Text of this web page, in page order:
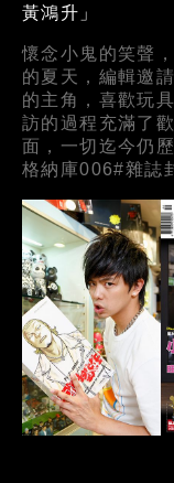
黃鴻升」
懷念小鬼的笑聲
的夏天，編輯邀
的主角，喜歡玩
訪的過程充滿了
面，一切迄今仍
格納庫006#雜誌